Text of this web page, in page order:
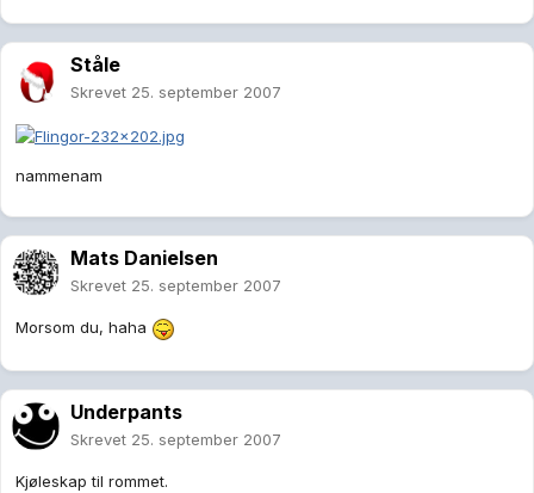
Ståle
Skrevet 25. september 2007
nammenam
Mats Danielsen
Skrevet 25. september 2007
Morsom du, haha
Underpants
Skrevet 25. september 2007
Kjøleskap til rommet.